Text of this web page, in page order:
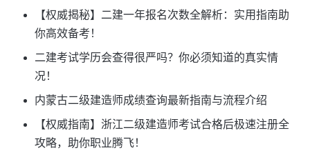
【权威揭秘】二建一年报名次数全解析：实用指南助
你高效备考！
二建考试学历会查得很严吗？你必须知道的真实情
况！
内蒙古二级建造师成绩查询最新指南与流程介绍
【权威指南】浙江二级建造师考试合格后极速注册全
攻略，助你职业腾飞！